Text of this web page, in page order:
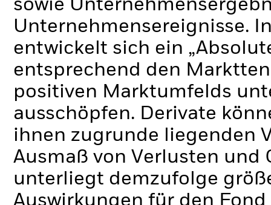
sowie
Unternehmensereignisse.
entwickelt sich ein
entsprechend den
positiven Marktumfelds
ausschöpfen. Derivate
ihnen zugrunde liegenden
Ausmaß von Verlusten und
unterliegt demzufolge
Auswirkungen für den